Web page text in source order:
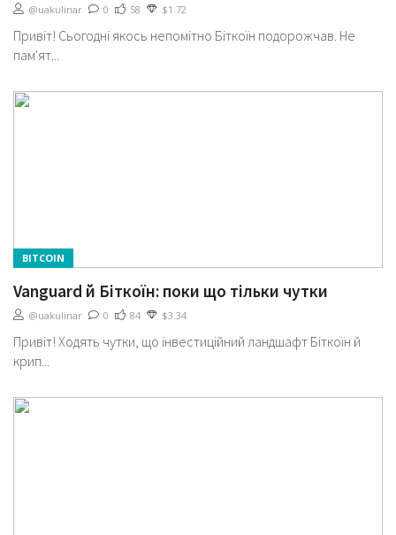
@uakulinar 0 58 $1.72
Привіт! Сьогодні якось непомітно Біткоїн подорожчав. Не
пам'ят...
BITCOIN
Vanguard й Біткоїн: поки що тільки чутки
@uakulinar 0 84 $3.34
Привіт! Ходять чутки, що інвестиційний ландшафт Біткоїн й
крип...